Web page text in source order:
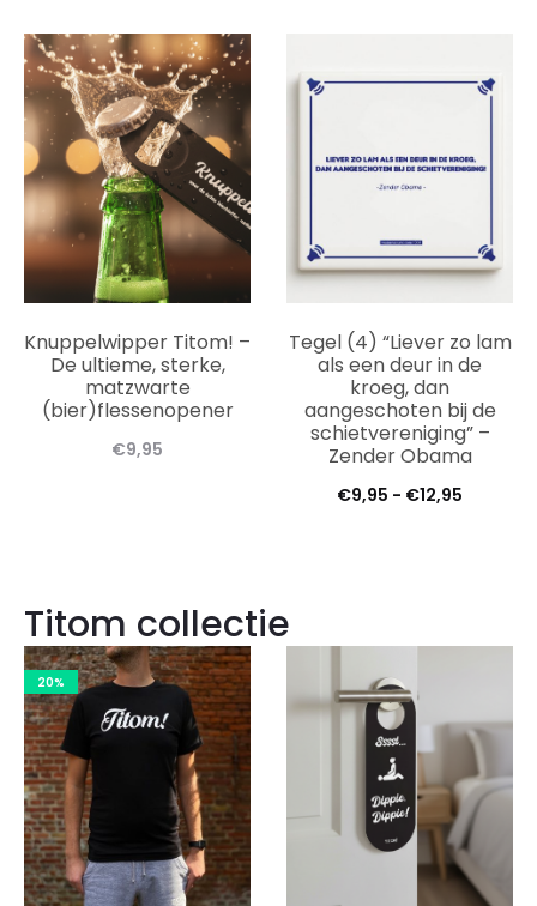
tot
€12,95
€12,95
Knuppelwipper Titom! –
De ultieme, sterke,
matzwarte
(bier)flessenopener
€9,95
Tegel (4) “Liever zo lam
als een deur in de
kroeg, dan
aangeschoten bij de
schietvereniging” –
Zender Obama
€9,95 - €12,95
Titom collectie
20%